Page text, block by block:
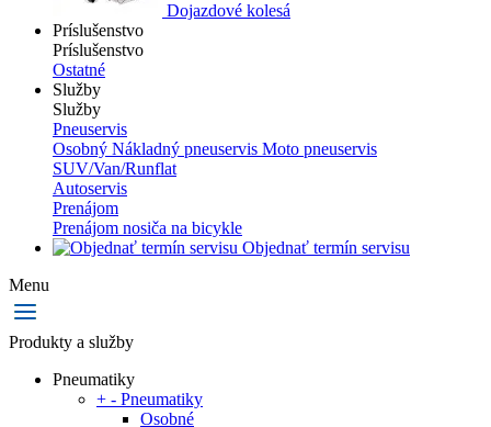
Dojazdové kolesá
Príslušenstvo
Príslušenstvo
Ostatné
Služby
Služby
Pneuservis
Osobný Nákladný pneuservis Moto pneuservis
SUV/Van/Runflat
Autoservis
Prenájom
Prenájom nosiča na bicykle
Objednať termín servisu
Menu
Produkty a služby
Pneumatiky
+ - Pneumatiky
Osobné